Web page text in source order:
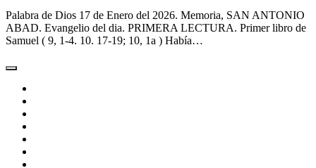
Palabra de Dios 17 de Enero del 2026. Memoria, SAN ANTONIO
ABAD. Evangelio del dia. PRIMERA LECTURA. Primer libro de
Samuel ( 9, 1-4. 10. 17-19; 10, 1a ) Había…